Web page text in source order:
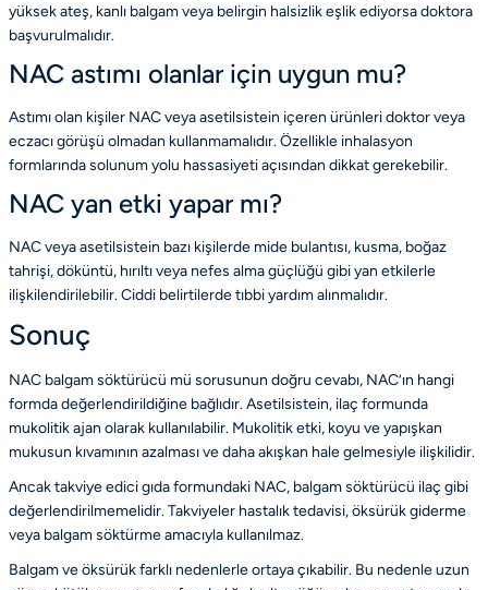
yüksek ateş, kanlı balgam veya belirgin halsizlik eşlik ediyorsa doktora
başvurulmalıdır.
NAC astımı olanlar için uygun mu?
Astımı olan kişiler NAC veya asetilsistein içeren ürünleri doktor veya
eczacı görüşü olmadan kullanmamalıdır. Özellikle inhalasyon
formlarında solunum yolu hassasiyeti açısından dikkat gerekebilir.
NAC yan etki yapar mı?
NAC veya asetilsistein bazı kişilerde mide bulantısı, kusma, boğaz
tahrişi, döküntü, hırıltı veya nefes alma güçlüğü gibi yan etkilerle
ilişkilendirilebilir. Ciddi belirtilerde tıbbi yardım alınmalıdır.
Sonuç
NAC balgam söktürücü mü sorusunun doğru cevabı, NAC’ın hangi
formda değerlendirildiğine bağlıdır. Asetilsistein, ilaç formunda
mukolitik ajan olarak kullanılabilir. Mukolitik etki, koyu ve yapışkan
mukusun kıvamının azalması ve daha akışkan hale gelmesiyle ilişkilidir.
Ancak takviye edici gıda formundaki NAC, balgam söktürücü ilaç gibi
değerlendirilmemelidir. Takviyeler hastalık tedavisi, öksürük giderme
veya balgam söktürme amacıyla kullanılmaz.
Balgam ve öksürük farklı nedenlerle ortaya çıkabilir. Bu nedenle uzun